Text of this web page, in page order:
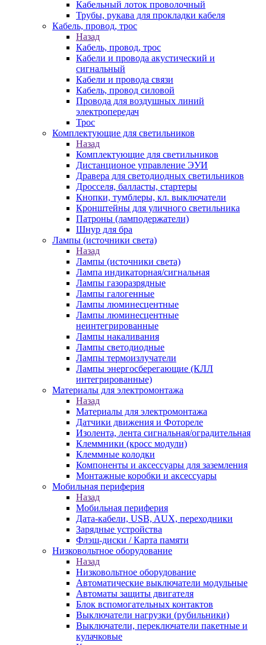
Кабельный лоток проволочный
Трубы, рукава для прокладки кабеля
Кабель, провод, трос
Назад
Кабель, провод, трос
Кабели и провода акустический и
сигнальный
Кабели и провода связи
Кабель, провод силовой
Провода для воздушных линий
электропередач
Трос
Комплектующие для светильников
Назад
Комплектующие для светильников
Дистанционое управление ЭУИ
Дравера для светодиодных светильников
Дросселя, балласты, стартеры
Кнопки, тумблеры, кл. выключатели
Кронштейны для уличного светильника
Патроны (ламподержатели)
Шнур для бра
Лампы (источники света)
Назад
Лампы (источники света)
Лампа индикаторная/сигнальная
Лампы газоразрядные
Лампы галогенные
Лампы люминесцентные
Лампы люминесцентные
неинтегрированные
Лампы накаливания
Лампы светодиодные
Лампы термоизлучатели
Лампы энергосберегающие (КЛЛ
интегрированные)
Материалы для электромонтажа
Назад
Материалы для электромонтажа
Датчики движения и Фотореле
Изолента, лента сигнальная/оградительная
Клеммники (кросс модули)
Клеммные колодки
Компоненты и аксессуары для заземления
Монтажные коробки и аксессуары
Мобильная периферия
Назад
Мобильная периферия
Дата-кабели, USB, AUX, переходники
Зарядные устройства
Флэш-диски / Карта памяти
Низковольтное оборудование
Назад
Низковольтное оборудование
Автоматические выключатели модульные
Автоматы защиты двигателя
Блок вспомогательных контактов
Выключатели нагрузки (рубильники)
Выключатели, переключатели пакетные и
кулачковые